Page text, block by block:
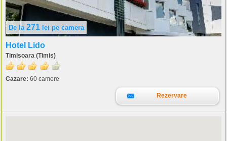
De la 271 lei pe camera
Hotel Lido
Timisoara (Timis)
Cazare: 60 camere
Rezervare